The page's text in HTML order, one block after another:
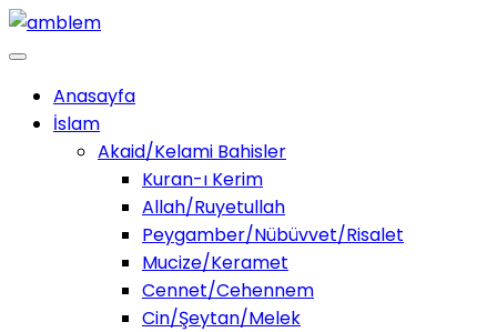
Anasayfa
İslam
Akaid/Kelami Bahisler
Kuran-ı Kerim
Allah/Ruyetullah
Peygamber/Nübüvvet/Risalet
Mucize/Keramet
Cennet/Cehennem
Cin/Şeytan/Melek